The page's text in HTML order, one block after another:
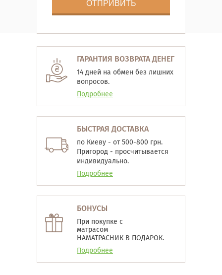
ГАРАНТИЯ ВОЗВРАТА ДЕНЕГ
14 дней на обмен без лишних
вопросов.
Подробнее
БЫСТРАЯ ДОСТАВКА
по Киеву - от 500-800 грн.
Пригород - просчитывается
индивидуально.
Подробнее
БОНУСЫ
При покупке с
матрасом
НАМАТРАСНИК В ПОДАРОК.
Подробнее